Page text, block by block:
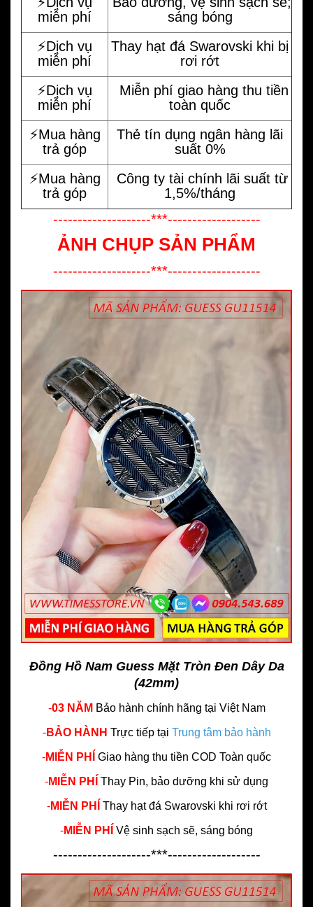
miễn phí
sáng bóng
⚡️Dịch vụ
miễn phí
Thay hạt đá Swarovski khi bị
rơi rớt
⚡️Dịch vụ
miễn phí
Miễn phí giao hàng thu tiền
toàn quốc
⚡️Mua hàng
trả góp
Thẻ tín dụng ngân hàng lãi
suất 0%
⚡️Mua hàng
trả góp
Công ty tài chính lãi suất từ
1,5%/tháng
--------------------***-------------------
ẢNH CHỤP SẢN PHẨM
--------------------***-------------------
Đồng Hồ Nam Guess Mặt Tròn Đen Dây Da
(42mm)
-03 NĂM Bảo hành chính hãng tại Việt Nam
-BẢO HÀNH Trực tiếp tại Trung tâm bảo hành
-MIỄN PHÍ Giao hàng thu tiền COD Toàn quốc
-MIỄN PHÍ Thay Pin, bảo dưỡng khi sử dụng
-MIỄN PHÍ Thay hạt đá Swarovski khi rơi rớt
-MIỄN PHÍ Vệ sinh sạch sẽ, sáng bóng
--------------------***-------------------